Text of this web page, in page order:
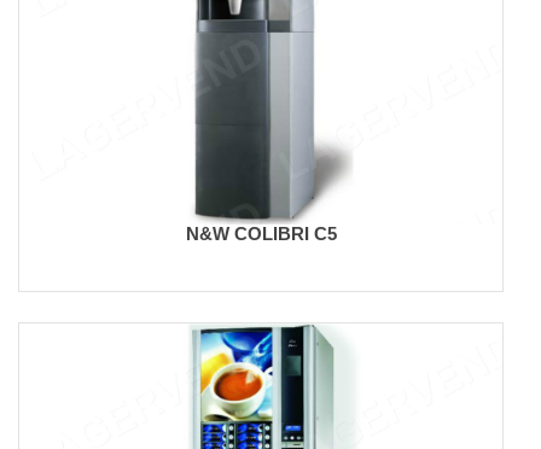
N&W COLIBRI C5